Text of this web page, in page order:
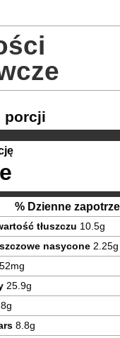
porcji
% Dzienne
tłuszczu 10.5g
nasycone 2.25g
mg
25.9g
g
8.8g